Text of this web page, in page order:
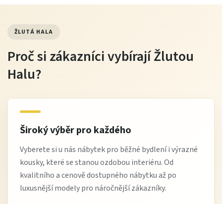
ŽLUTÁ HALA
Proč si zákazníci vybírají Žlutou
Halu?
Široký výběr pro každého
Vyberete si u nás nábytek pro běžné bydlení i výrazné
kousky, které se stanou ozdobou interiéru. Od
kvalitního a cenově dostupného nábytku až po
luxusnější modely pro náročnější zákazníky.